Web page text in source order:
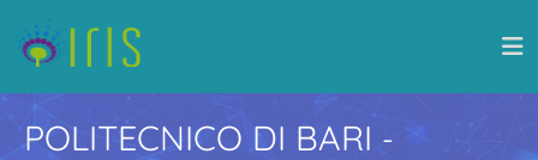
POLITECNICO DI BARI -